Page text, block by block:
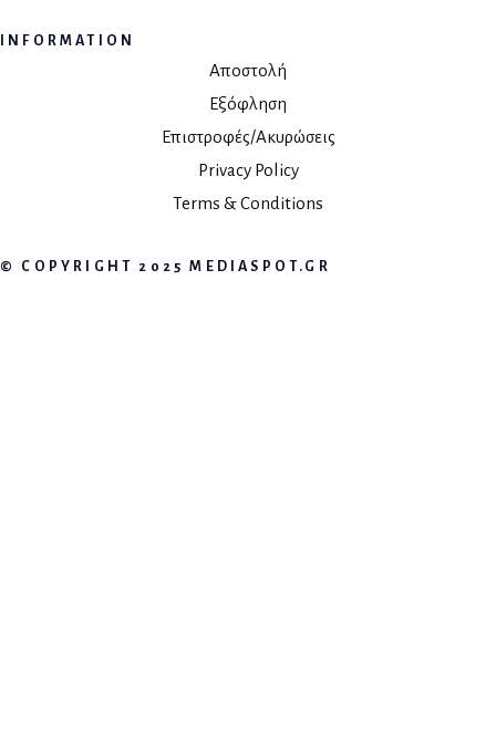
INFORMATION
Αποστολή
Εξόφληση
Επιστροφές/Ακυρώσεις
Privacy Policy
Terms & Conditions
© COPYRIGHT 2025 MEDIASPOT.GR